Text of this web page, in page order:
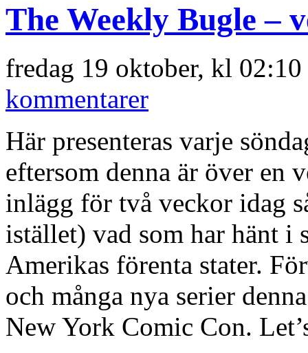
The Weekly Bugle –
fredag 19 oktober, kl
kommentarer
Här presenteras varje
eftersom denna är över en
inlägg för två veckor idag
istället) vad som har hänt i
Amerikas förenta stater.
och många nya serier
New York Comic Con.